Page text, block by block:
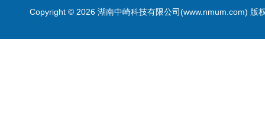
Copyright © 2026 湖南中崎科技有限公司(www.nmum.com) 版